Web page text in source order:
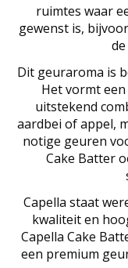
ruimtes waar
gewenst is,
Dit geuraroma is
Het vormt
uitstekend
aardbei of appel,
notige geuren
Cake Batter
Capella staat
kwaliteit en
Capella Cake
een premium